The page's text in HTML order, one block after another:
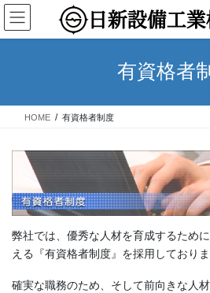
コ
ン
テ
ス
ナ
ビ
ゲ
ン
有資格者
HOME 有資格者制度
弊社では、優秀な人材を育成するため
える『有資格者制度』を採用しておりま
確実な職務のため、そして前向きな人